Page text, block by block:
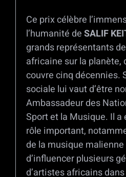
Ce prix célèbre
l’humanité deSALIF
grands représentants
africaine sur la planète,
couvre cinq décennies.
sociale lui vaut d’être
Ambassadeur des
Sport et la Musique. Il a
rôle important,
de la musique
d’influencer plusieurs
d’artistes africains dans